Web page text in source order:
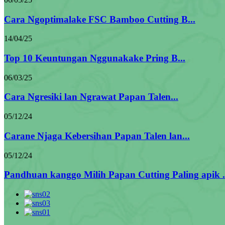
Cara Ngoptimalake FSC Bamboo Cutting B...
14/04/25
Top 10 Keuntungan Nggunakake Pring B...
06/03/25
Cara Ngresiki lan Ngrawat Papan Talen...
05/12/24
Carane Njaga Kebersihan Papan Talen lan...
05/12/24
Pandhuan kanggo Milih Papan Cutting Paling apik